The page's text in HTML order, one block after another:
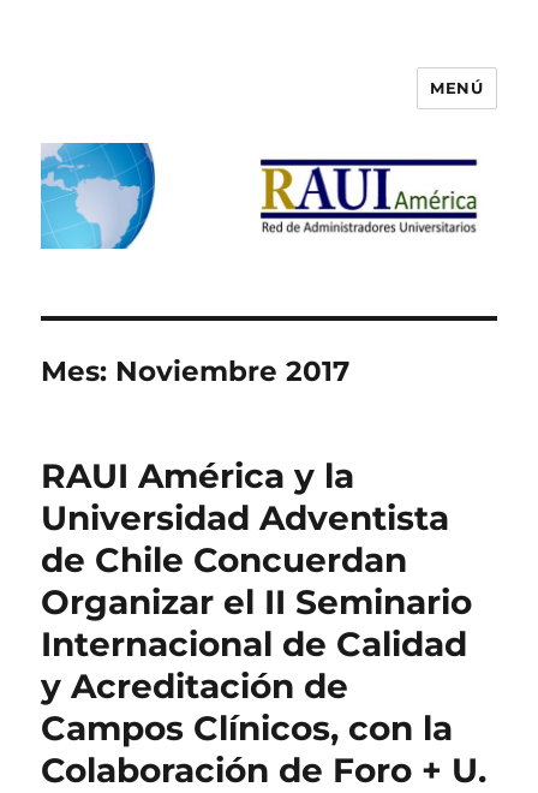
MENÚ
Mes: Noviembre 2017
RAUI América y la
Universidad Adventista
de Chile Concuerdan
Organizar el II Seminario
Internacional de Calidad
y Acreditación de
Campos Clínicos, con la
Colaboración de Foro + U.